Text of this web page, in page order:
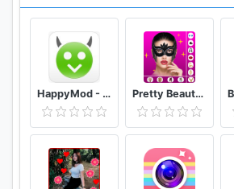
HappyMod - Happy Apps Guide Pretty Beauty Makeup - Selfie Editor Beauty Camera